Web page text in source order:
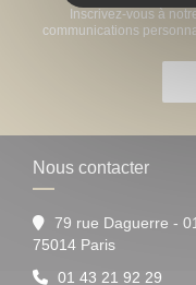
Inscrivez-vous à
communications
Nous contacter
79 rue Daguerre -
75014 Paris((ouvre une
01 43 21 92 29